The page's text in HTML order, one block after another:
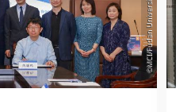
©MCI/Fudan University